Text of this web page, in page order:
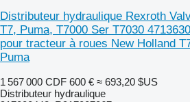
Distributeur hydraulique Rexroth
T7, Puma, T7000 Ser T7030
pour tracteur à roues New Holland
Puma
1 567 000 CDF 600 € ≈ 693,20 $US
Distributeur hydraulique